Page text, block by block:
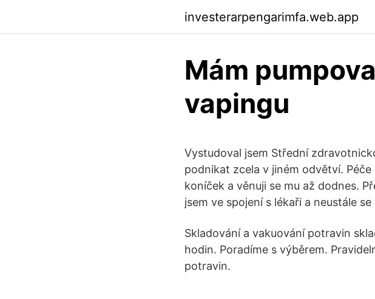
investerarpengarimfa.web.app
Mám
vapingu
Vystudoval jsem Střední
podnikat zcela v jiném odvětví.
koníček a věnuji se mu až dodnes.
jsem ve spojení s lékaři a neustále
Skladování a vakuování potravin
hodin. Poradíme s výběrem.
potravin.